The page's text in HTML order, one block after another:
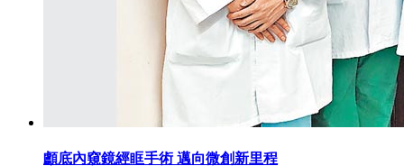
顱底內窺鏡經眶手術 邁向微創新里程